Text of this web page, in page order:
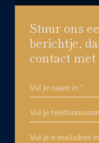
Stuur ons
berichtje,
contact met
Vul je naam in *
Vul je
Vul je e-mailadres